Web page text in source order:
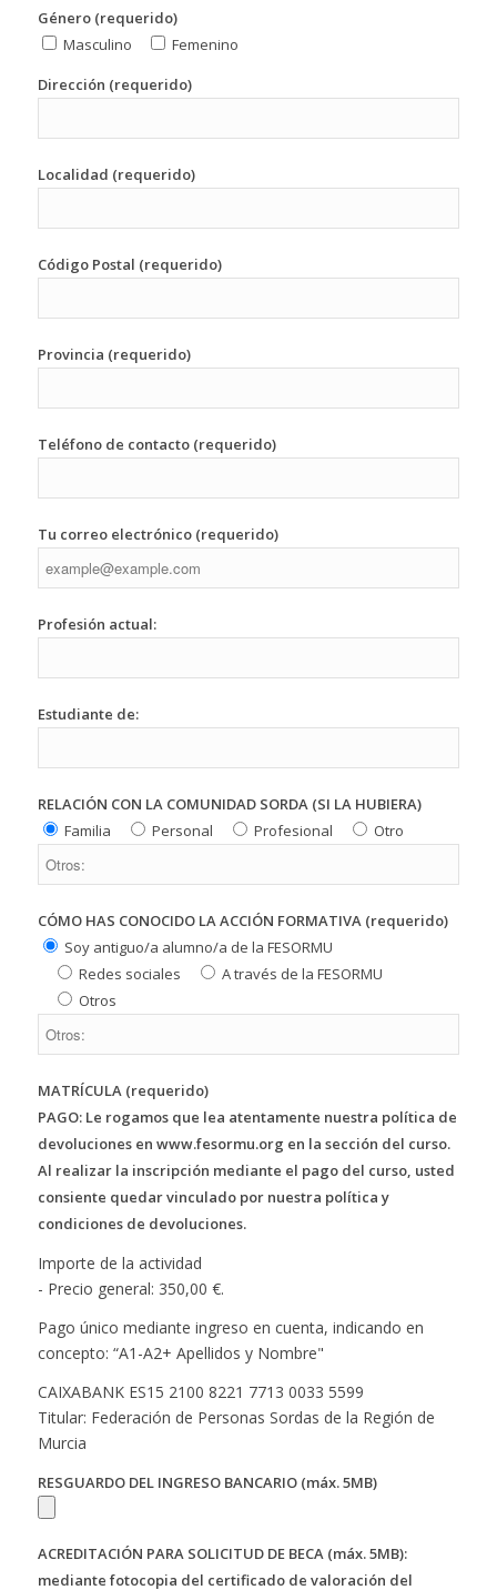
Género (requerido)
Masculino
Femenino
Dirección (requerido)
Localidad (requerido)
Código Postal (requerido)
Provincia (requerido)
Teléfono de contacto (requerido)
Tu correo electrónico (requerido)
Profesión actual:
Estudiante de:
RELACIÓN CON LA COMUNIDAD SORDA (SI LA HUBIERA)
Familia
Personal Profesional Otro
CÓMO HAS CONOCIDO LA ACCIÓN FORMATIVA (requerido)
Soy antiguo/a alumno/a de la FESORMU
Redes sociales
A través de la FESORMU
Otros
MATRÍCULA (requerido)
PAGO: Le rogamos que lea atentamente nuestra política de
devoluciones en www.fesormu.org en la sección del curso.
Al realizar la inscripción mediante el pago del curso, usted
consiente quedar vinculado por nuestra política y
condiciones de devoluciones.
Importe de la actividad
- Precio general: 350,00 €.
Pago único mediante ingreso en cuenta, indicando en
concepto: “A1-A2+ Apellidos y Nombre"
CAIXABANK ES15 2100 8221 7713 0033 5599
Titular: Federación de Personas Sordas de la Región de
Murcia
RESGUARDO DEL INGRESO BANCARIO (máx. 5MB)
ACREDITACIÓN PARA SOLICITUD DE BECA (máx. 5MB):
mediante fotocopia del certificado de valoración del